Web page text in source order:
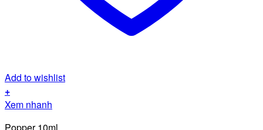
Add to wishlist
+
Xem nhanh